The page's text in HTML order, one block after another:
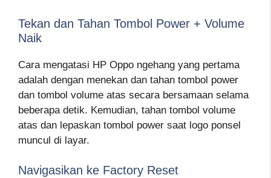
Tekan dan Tahan Tombol Power + Volume
Naik
Cara mengatasi HP Oppo ngehang yang pertama
adalah dengan menekan dan tahan tombol power
dan tombol volume atas secara bersamaan selama
beberapa detik. Kemudian, tahan tombol volume
atas dan lepaskan tombol power saat logo ponsel
muncul di layar.
Navigasikan ke Factory Reset